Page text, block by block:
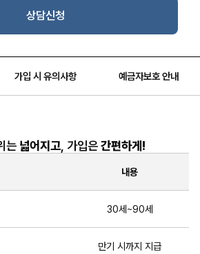
상담신청
가입 시 유의사항 예금자보호 안내
는 넓어지고 , 가입은간편하게!
내용
30세~90세
만기 시까지 지급